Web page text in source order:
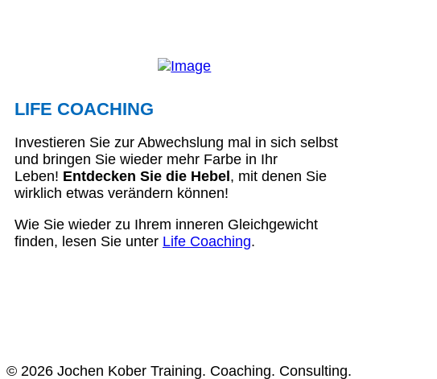
LIFE COACHING
Investieren Sie zur Abwechslung mal in sich selbst
und bringen Sie wieder mehr Farbe in Ihr
Leben! Entdecken Sie die Hebel, mit denen Sie
wirklich etwas verändern können!
Wie Sie wieder zu Ihrem inneren Gleichgewicht
finden, lesen Sie unter Life Coaching.
© 2026 Jochen Kober Training. Coaching. Consulting.